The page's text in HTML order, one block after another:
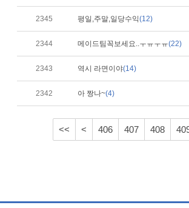
2345 평일,주말,일당수익(12)
2344 메이드팀꼭보세요..ㅜㅠㅜㅠ(22)
2343 역시 라면이야(14)
2342 아 짱나~(4)
<< < 406 407 408